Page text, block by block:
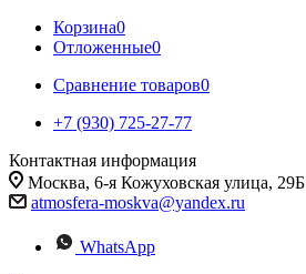
Корзина0
Отложенные0
Сравнение товаров0
+7 (930) 725-27-77
Контактная информация
Москва, 6-я Кожуховская улица, 29Б
atmosfera-moskva@yandex.ru
WhatsApp